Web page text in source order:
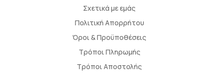
Σχετικά με εμάς
Πολιτική Απορρήτου
Όροι & Προϋποθέσεις
Τρόποι Πληρωμής
Τρόποι Αποστολής